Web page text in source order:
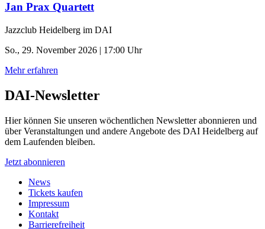
Jan Prax Quartett
Jazzclub Heidelberg im DAI
So., 29. November 2026 | 17:00 Uhr
Mehr erfahren
DAI-Newsletter
Hier können Sie unseren wöchentlichen Newsletter abonnieren und
über Veranstaltungen und andere Angebote des DAI Heidelberg auf
dem Laufenden bleiben.
Jetzt abonnieren
News
Tickets kaufen
Impressum
Kontakt
Barrierefreiheit